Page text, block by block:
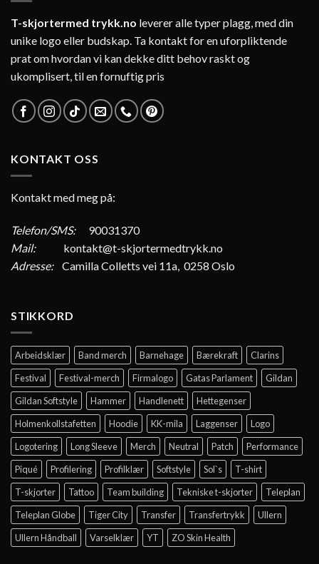
T-skjortermed trykk.no leverer alle typer plagg, med din
unike logo eller budskap. Ta kontakt for en uforpliktende
prat om hvordan vi kan dekke ditt behov raskt og
ukomplisert, til en fornuftig pris
KONTAKT OSS
Kontakt med meg på:
Telefon/SMS:
90031370
Mail:
kontakt@t-skjortermedtrykk.no
Adresse: Camilla Colletts vei 11a, 0258 Oslo
STIKKORD
Arbeidsklær Band merch Barnehage Bærekraft
Clarins
Festival
Festival-merch Firmalogo Gatas Parlament
Gildan
Gildan Softstyle
Hammer Handlenett
Hettegenser
Holmenkollstafetten
Hoodie KK-mila Laggenser
Logo
Logotering
Long Sleeve Merch Neutral Patch
Performance
Piqué
Profilering Profilklær Softstyle Sol`s
T-shirt
T-skjorter
Tattoo Team building Tekniske t-skjorter
Teleplan
Teleplan Globe
Tiger City Transfer Transfertrykk
Ullern
Ullern Håndball
Varselklær YT ZO Skin Health